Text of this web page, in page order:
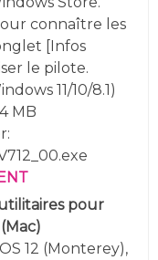
connaître les
[Infos
le pilote.
11/10/8.1)
MB
pour
12 (Monterey),